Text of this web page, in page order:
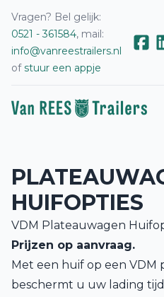
Vragen? Bel gelijk:
0521 - 361584, mail:
info@vanreestrailers.nl
ofstuur een appje
HUIFOPTIES
VDM Plateauwagen
Prijzen op aanvraag.
Met een huif op een VDM
beschermt u uw lading